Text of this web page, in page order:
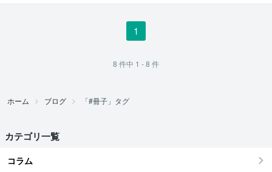
1
8 件中 1 - 8 件
ホーム ブログ 「#冊子」タグ
カテゴリ一覧
コラム